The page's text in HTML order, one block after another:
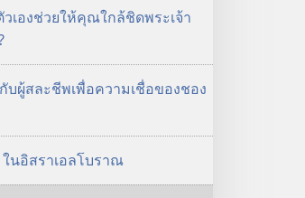
เองช่วยให้คุณใกล้ชิดพระเจ้า
บผู้สละชีพเพื่อความเชื่อของชอง
ในอิสราเอลโบราณ